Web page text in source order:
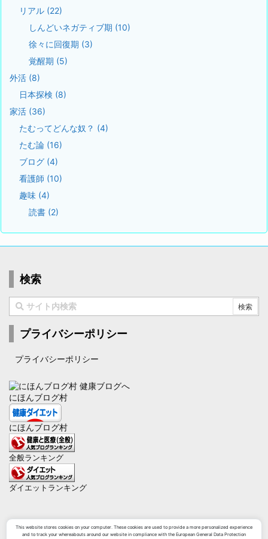
リアル (22)
しんどいネガティブ期 (10)
徐々に回復期 (3)
覚醒期 (5)
外活 (8)
日本探検 (8)
家活 (36)
たむってどんな奴？ (4)
たむ論 (16)
ブログ (4)
看護師 (10)
趣味 (4)
読書 (2)
検索
プライバシーポリシー
プライバシーポリシー
にほんブログ村
にほんブログ村
全般ランキング
ダイエットランキング
This website stores cookies on your computer. These cookies are used to provide a more personalized experience
and to track your whereabouts around our website in compliance with the European General Data Protection